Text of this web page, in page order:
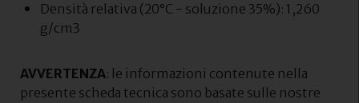
Densità relativa (20°C - soluzione 35%): 1,260
g/cm3
AVVERTENZA: le informazioni contenute nella
presente scheda tecnica sono basate sulle nostre